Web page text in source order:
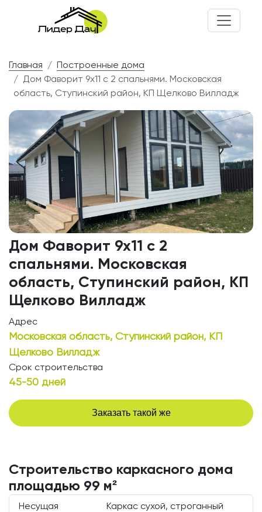
Главная
Построенные дома
Дом Фаворит 9х11 с 2 спальнями. Московская
область, Ступинский район, КП Щелково Вилладж
Дом Фаворит 9х11 с 2
спальнями. Московская
область, Ступинский район, КП
Щелково Вилладж
Адрес
Московская область, Ступинский район, КП
Щелково Вилладж
Срок строительства
45-50 дней
Заказать такой же
Строительство каркасного дома
площадью 99 м²
Несущая
Каркас сухой, строганный